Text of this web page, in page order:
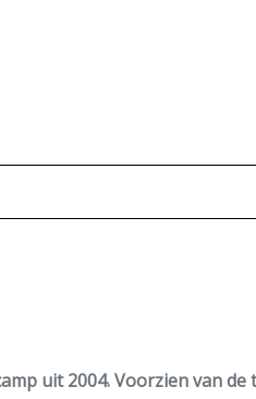
uit 2004. Voorzien van